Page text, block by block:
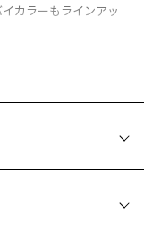
カラーもラインアッ
場合がございます。